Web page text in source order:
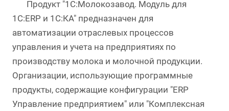
Продукт "1С:Молокозавод. Модуль для
1С:ERP и 1С:КА" предназначен для
автоматизации отраслевых процессов
управления и учета на предприятиях по
производству молока и молочной продукции.
Организации, использующие программные
продукты, содержащие конфигурации "ERP
Управление предприятием" или "Комплексная